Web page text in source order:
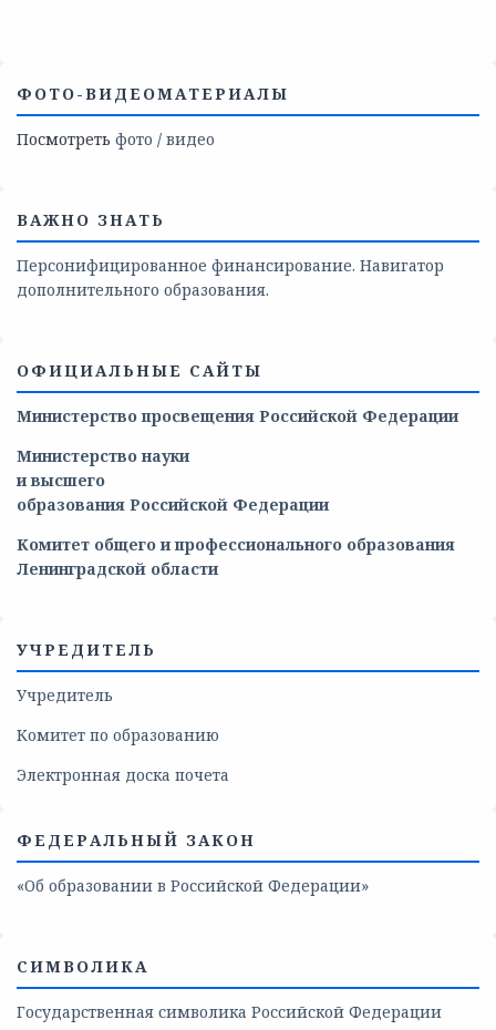
ФОТО-ВИДЕОМАТЕРИАЛЫ
Посмотреть фото / видео
ВАЖНО ЗНАТЬ
Персонифицированное финансирование. Навигатор
дополнительного образования.
ОФИЦИАЛЬНЫЕ САЙТЫ
Министерство просвещения Российской Федерации
Министерство науки
и высшего
образования Российской Федерации
Комитет общего и профессионального образования
Ленинградской области
УЧРЕДИТЕЛЬ
Учредитель
Комитет по образованию
Электронная доска почета
ФЕДЕРАЛЬНЫЙ ЗАКОН
«Об образовании в Российской Федерации»
СИМВОЛИКА
Государственная символика Российской Федерации